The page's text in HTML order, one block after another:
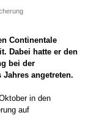
Continentale
Dabei hatte er den
bei der
angetreten.
in den
auf